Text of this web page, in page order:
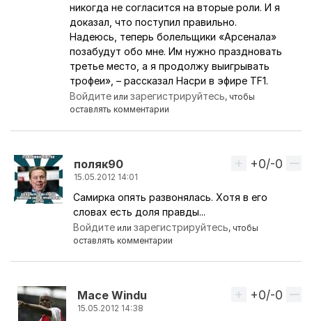
никогда не согласится на вторые роли. И я
доказал, что поступил правильно.
Надеюсь, теперь болельщики «Арсенала»
позабудут обо мне. Им нужно праздновать
третье место, а я продолжу выигрывать
трофеи», – рассказал Насри в эфире TF1.
Войдите илизарегистрируйтесь, чтобы
оставлять комментарии
поляк90
15.05.2012 14:01
Ответ на комментарий пользователя
Вверх
+0/-0
Самирка опять развонялась. Хотя в его
словах есть доля правды...
Войдите илизарегистрируйтесь, чтобы
оставлять комментарии
Mace Windu
15.05.2012 14:38
Вверх
+0/-0